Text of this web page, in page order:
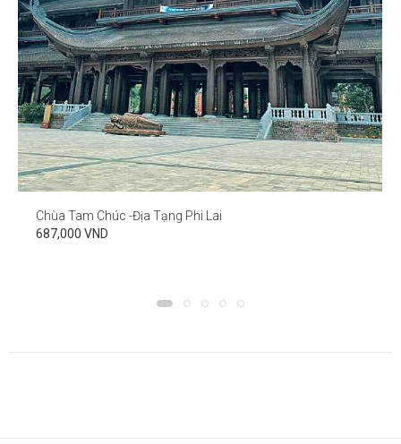
Chùa Tam Chúc -Địa Tạng Phi Lai
687,000 VND